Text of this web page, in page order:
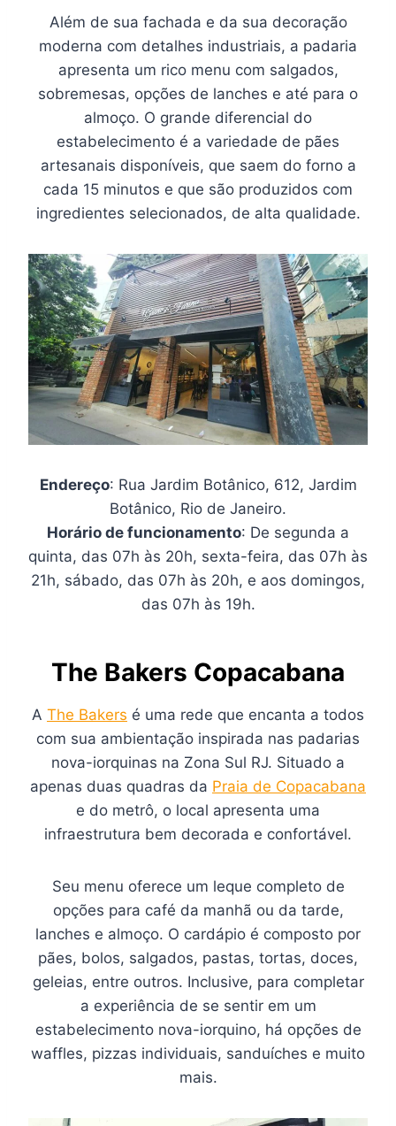
Além de sua fachada e da sua decoração
moderna com detalhes industriais, a padaria
apresenta um rico menu com salgados,
sobremesas, opções de lanches e até para o
almoço. O grande diferencial do
estabelecimento é a variedade de pães
artesanais disponíveis, que saem do forno a
cada 15 minutos e que são produzidos com
ingredientes selecionados, de alta qualidade.
Endereço: Rua Jardim Botânico, 612, Jardim
Botânico, Rio de Janeiro.
Horário de funcionamento: De segunda a
quinta, das 07h às 20h, sexta-feira, das 07h às
21h, sábado, das 07h às 20h, e aos domingos,
das 07h às 19h.
The Bakers Copacabana
A The Bakers é uma rede que encanta a todos
com sua ambientação inspirada nas padarias
nova-iorquinas na Zona Sul RJ. Situado a
apenas duas quadras da Praia de Copacabana
e do metrô, o local apresenta uma
infraestrutura bem decorada e confortável.
Seu menu oferece um leque completo de
opções para café da manhã ou da tarde,
lanches e almoço. O cardápio é composto por
pães, bolos, salgados, pastas, tortas, doces,
geleias, entre outros. Inclusive, para completar
a experiência de se sentir em um
estabelecimento nova-iorquino, há opções de
waffles, pizzas individuais, sanduíches e muito
mais.